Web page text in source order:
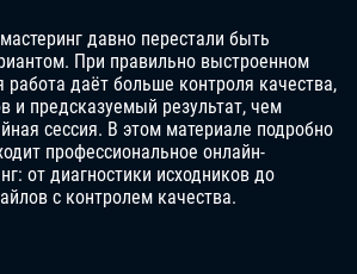
давно перестали быть
При правильно выстроенном
работа даёт больше контроля качества,
и предсказуемый результат, чем
сессия. В этом материале подробно
профессиональное онлайн-
от диагностики исходников до
с контролем качества.